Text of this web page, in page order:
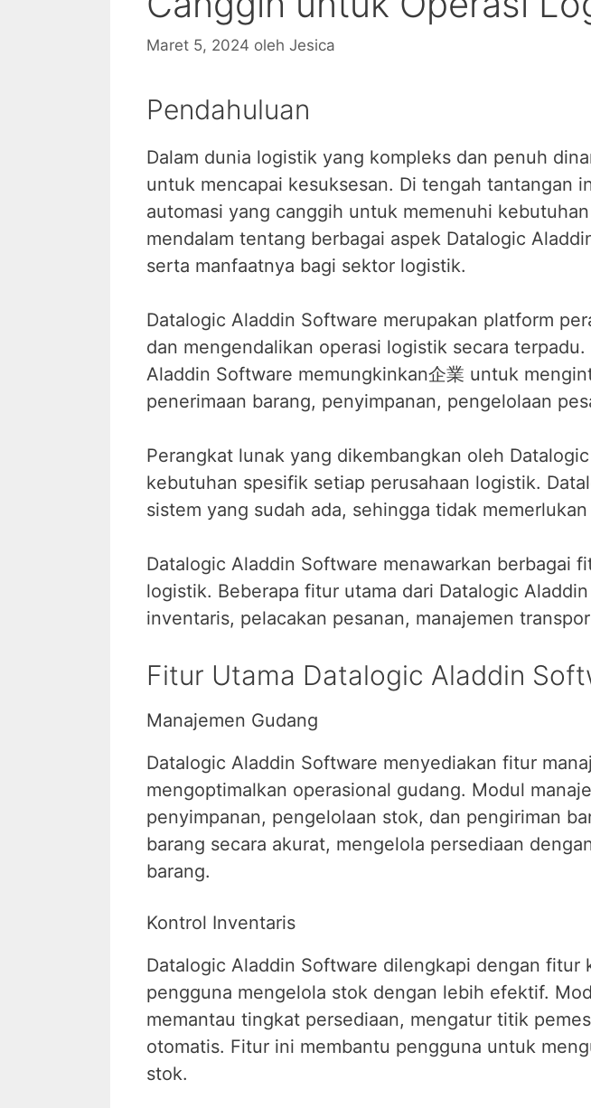
Maret 5, 2024 oleh Jesica
Pendahuluan
Dalam dunia logistik yang kompleks dan penuh
untuk mencapai kesuksesan. Di tengah tantangan
automasi yang canggih untuk memenuhi
mendalam tentang berbagai aspek Datalogic
serta manfaatnya bagi sektor logistik.
Datalogic Aladdin Software merupakan platform
dan mengendalikan operasi logistik secara
Aladdin Software memungkinkan企業 untuk
penerimaan barang, penyimpanan, pengelolaan
Perangkat lunak yang dikembangkan oleh
kebutuhan spesifik setiap perusahaan logistik.
sistem yang sudah ada, sehingga tidak
Datalogic Aladdin Software menawarkan berbagai
logistik. Beberapa fitur utama dari Datalogic
inventaris, pelacakan pesanan, manajemen
Fitur Utama Datalogic Aladdin
Manajemen Gudang
Datalogic Aladdin Software menyediakan fitur
mengoptimalkan operasional gudang. Modul
penyimpanan, pengelolaan stok, dan pengiriman
barang secara akurat, mengelola persediaan
barang.
Kontrol Inventaris
Datalogic Aladdin Software dilengkapi dengan
pengguna mengelola stok dengan lebih efektif.
memantau tingkat persediaan, mengatur titik
otomatis. Fitur ini membantu pengguna untuk
stok.